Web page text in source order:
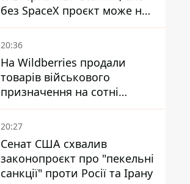
без SpaceX проєкт може не
обійтися
20:36
На Wildberries продали
товарів військового
призначення на сотні
мільйонів, але удари ЗСУ
змінили ситуацію
20:27
Сенат США схвалив
законопроєкт про "пекельні
санкції" проти Росії та Ірану